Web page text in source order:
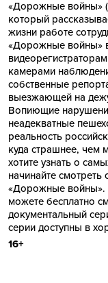
«Дорожные войны»
который
жизни работе
«Дорожные войны»
камерами
собственные
выезжающей на
Вопиющие
неадекватные
реальность
куда страшнее, чем
хотите узнать о
начинайте
«Дорожные войны».
можете бесплатно
документальный
серии доступны в
16+